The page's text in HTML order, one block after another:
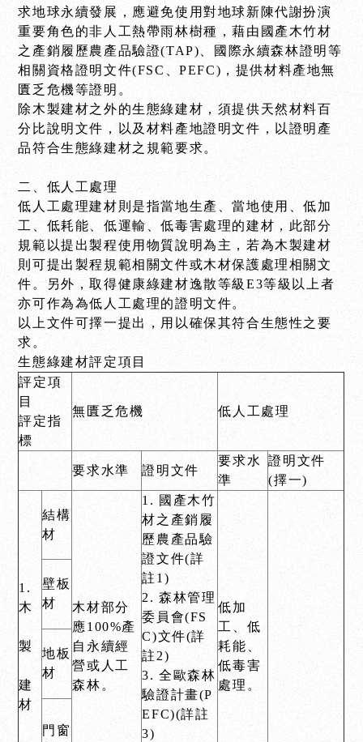
求地球永續發展，應避免使用對地球新陳代謝扮演
重要角色的非人工熱帶雨林樹種，藉由國產木竹材
之產銷履歷農產品驗證(TAP)、國際永續森林證明等
相關資格證明文件(FSC、PEFC)，提供材料產地無
匱乏危機等證明。
除木製建材之外的生態綠建材，須提供天然材料百
分比說明文件，以及材料產地證明文件，以證明產
品符合生態綠建材之規範要求。
二、低人工處理
低人工處理建材則是指當地生產、當地使用、低加
工、低耗能、低運輸、低毒害處理的建材，此部分
規範以提出製程使用物質說明為主，若為木製建材
則可提出製程規範相關文件或木材保護處理相關文
件。另外，取得健康綠建材逸散等級E3等級以上者
亦可作為為低人工處理的證明文件。
以上文件可擇一提出，用以確保其符合生態性之要
求。
生態綠建材評定項目
評定項
目
評定指
標
無匱乏危機 低人工處理
要求水準 證明文件
要求水
準
證明文件
(擇一)
1.
木
製
建
材
結構
材
木材部分
應100%產
自永續經
營或人工
森林。
1. 國產木竹
材之產銷履
歷農產品驗
證文件(詳
註1)
2. 森林管理
委員會(FS
C)文件(詳
註2)
3. 全歐森林
驗證計畫(P
EFC)(詳註
3)
低加
工、低
耗能、
低毒害
處理。
壁板
材
地板
材
門窗